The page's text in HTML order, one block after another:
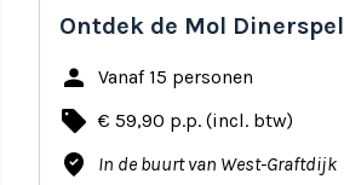
Ontdek de Mol Dinerspel
person Vanaf 15 personen
local_offer € 59,90 p.p. (incl. btw)
where_to_vote In de buurt van West-Graftdijk